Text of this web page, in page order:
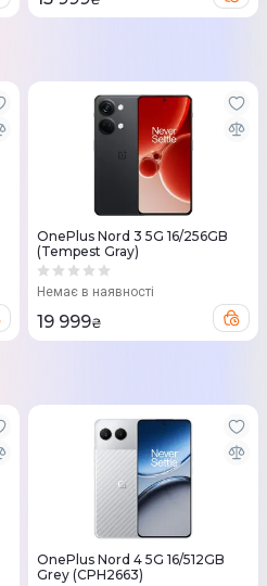
OnePlus Nord 3 5G 16/256GB
(Tempest Gray)
Немає в наявності
19 999₴
OnePlus Nord 4 5G 16/512GB
Grey (CPH2663)